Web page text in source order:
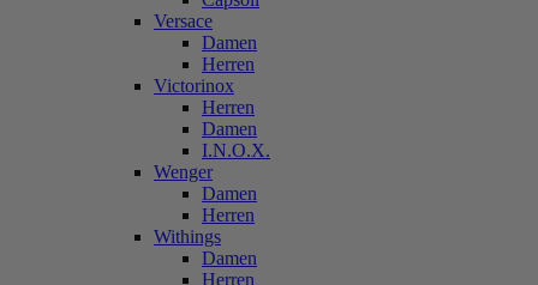
Versace
Damen
Herren
Victorinox
Herren
Damen
I.N.O.X.
Wenger
Damen
Herren
Withings
Damen
Herren